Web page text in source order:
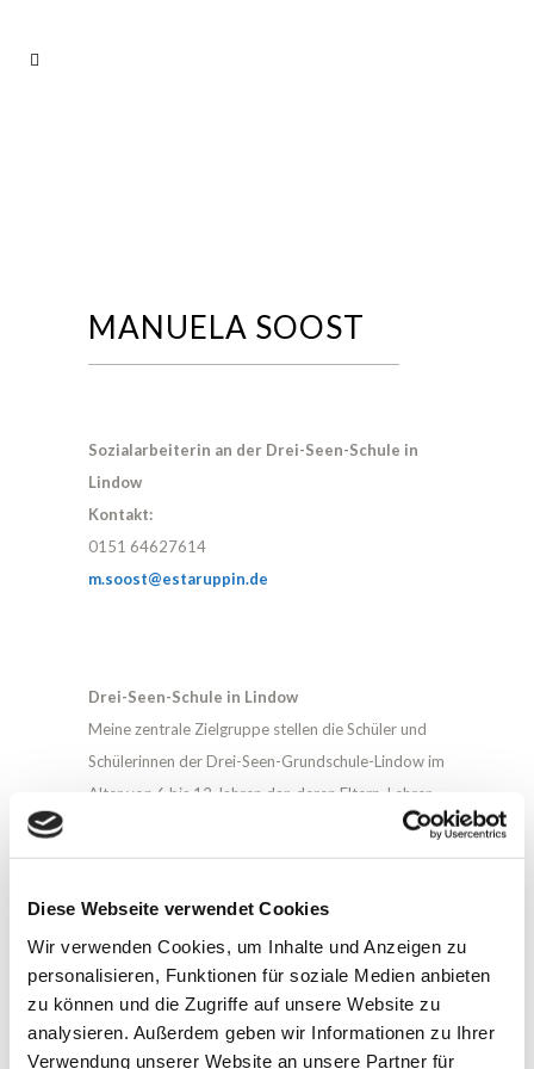
Diese Webseite verwendet Cookies
Wir verwenden Cookies, um Inhalte und Anzeigen zu
personalisieren, Funktionen für soziale Medien anbieten
zu können und die Zugriffe auf unsere Website zu
analysieren. Außerdem geben wir Informationen zu Ihrer
Verwendung unserer Website an unsere Partner für
MANUELA SOOST
Sozialarbeiterin an der Drei-Seen-Schule in
Lindow
Kontakt:
0151 64627614
m.soost@estaruppin.de
Drei-Seen-Schule in Lindow
Meine zentrale Zielgruppe stellen die Schüler und
Schülerinnen der Drei-Seen-Grundschule-Lindow im
Alter von 6 bis 12 Jahren dar, deren Eltern, Lehrer
Durch meine ständige Präsenz, haben die Schüler
holen.
Vertraulichkeit und Freiwilligkeit sind meine
Grundprinzipien, die für die niederschwellige
Beratung und sozialpädagogische Begleitung